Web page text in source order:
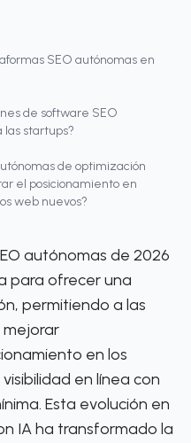
SEO autónomas en
de software SEO
startups?
de optimización
el posicionamiento en
web nuevos?
autónomas de 2026
para ofrecer una
permitiendo a las
en los
en línea con
Esta evolución en
IA ha transformado la